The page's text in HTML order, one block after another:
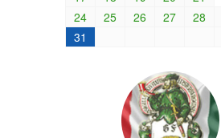
24
25 26 27 28
31